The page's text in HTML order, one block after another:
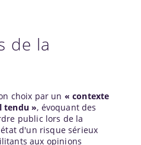
de la
choix par un « contexte
tendu », évoquant des
public lors de la
d'un risque sérieux
aux opinions